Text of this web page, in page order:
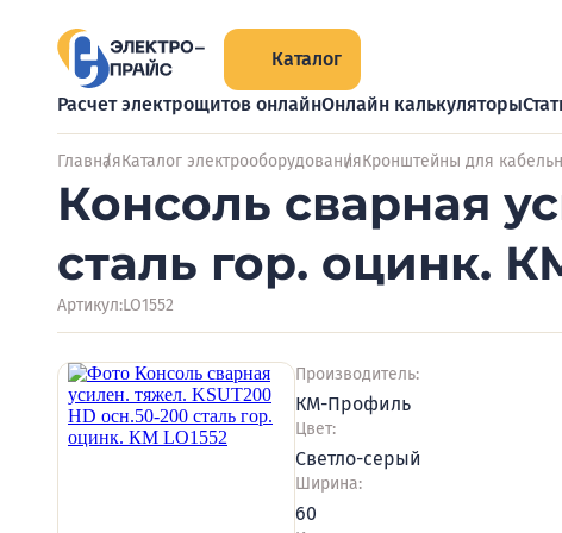
Каталог
Расчет электрощитов онлайнОнлайн калькуляторы
ГлавнаяКаталог электрооборудованияКронштейны для
Консоль сварная
сталь гор. оцинк.
Артикул:LO1552
Производитель:
КМ-Профиль
Цвет:
Светло-серый
Ширина:
60